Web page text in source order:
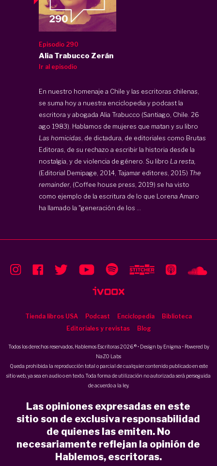
Episodio 290
Alia Trabucco Zerán
Ir al episodio
En nuestro homenaje a Chile y las escritoras chilenas,
se suma hoy a nuestra enciclopedia y podcast la
escritora y abogada Alia Trabucco (Santiago, Chile. 26
ago 1983). Hablamos de mujeres que matan y su libro
Las homicidas , de dictadura, de editoriales como Brutas
Editoras, de su rechazo a escribir la historia desde la
nostalgia, y de violencia de género. Su libro La resta,
(Editorial Demipage, 2014, Tajamar editores, 2015) The
remainder , (Coffee house press, 2019) se ha visto
como ejemplo de la escritura de lo que Lorena Amaro
ha llamado la "generación de los ...
Tienda libros USA Podcast Enciclopedia
Biblioteca
Editoriales y revistas
Blog
Todos los derechos reservados, Hablemos Escritoras 2026 ® • Design by Enigma • Powered by
NaZO Labs
Queda prohibida la reproducción total o parcial de cualquier contenido publicado en este
sitio web, ya sea en audio o en texto. Toda forma de utilización no autorizada será perseguida
de acuerdo a la ley.
Las opiniones expresadas en este
sitio son de exclusiva responsabilidad
de quienes las emiten. No
necesariamente reflejan la opinión de
Hablemos, escritoras.